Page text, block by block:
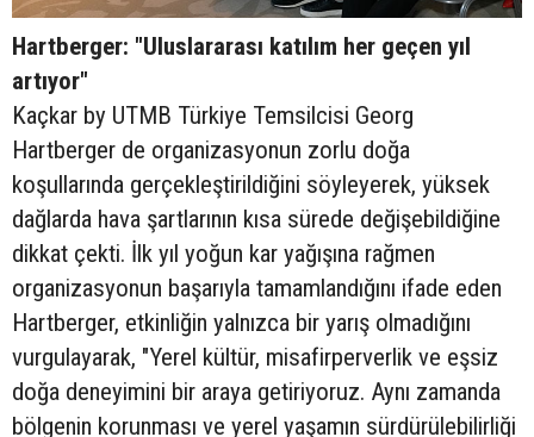
Hartberger: "Uluslararası katılım her geçen yıl
artıyor"
Kaçkar by UTMB Türkiye Temsilcisi Georg
Hartberger de organizasyonun zorlu doğa
koşullarında gerçekleştirildiğini söyleyerek, yüksek
dağlarda hava şartlarının kısa sürede değişebildiğine
dikkat çekti. İlk yıl yoğun kar yağışına rağmen
organizasyonun başarıyla tamamlandığını ifade eden
Hartberger, etkinliğin yalnızca bir yarış olmadığını
vurgulayarak, "Yerel kültür, misafirperverlik ve eşsiz
doğa deneyimini bir araya getiriyoruz. Aynı zamanda
bölgenin korunması ve yerel yaşamın sürdürülebilirliği